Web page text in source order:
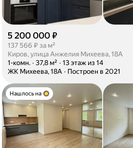
5 200 000 ₽
137 566 ₽ за м²
Киров, улица Анжелия Михеева, 18А
1-комн. · 37,8 м² · 13 этаж из 14
ЖК Михеева, 18А · Построен в 2021
Нашлось на